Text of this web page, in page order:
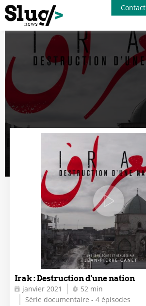
Contact
Irak : Destruction d'une nation
janvier 2021
52 min
Série documentaire - 4 épisodes